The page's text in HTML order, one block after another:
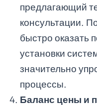
предлагающий
консультации.
быстро оказать
установки
значительно
процессы.
Баланс цены и